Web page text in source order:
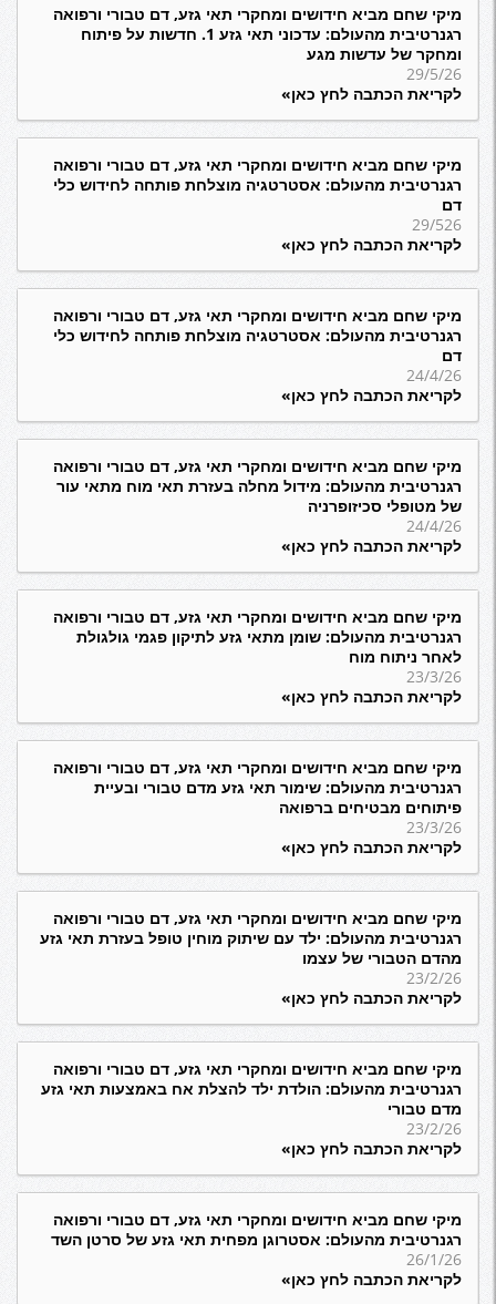
מיקי שחם מביא חידושים ומחקרי תאי גזע, דם טבורי ורפואה
רגנרטיבית מהעולם: עדכוני תאי גזע 1. חדשות על פיתוח
ומחקר של עדשות מגע
29/5/26
לקריאת הכתבה לחץ כאן»
מיקי שחם מביא חידושים ומחקרי תאי גזע, דם טבורי ורפואה
רגנרטיבית מהעולם: אסטרטגיה מוצלחת פותחה לחידוש כלי
דם
29/526
לקריאת הכתבה לחץ כאן»
מיקי שחם מביא חידושים ומחקרי תאי גזע, דם טבורי ורפואה
רגנרטיבית מהעולם: אסטרטגיה מוצלחת פותחה לחידוש כלי
דם
24/4/26
לקריאת הכתבה לחץ כאן»
מיקי שחם מביא חידושים ומחקרי תאי גזע, דם טבורי ורפואה
רגנרטיבית מהעולם: מידול מחלה בעזרת תאי מוח מתאי עור
של מטופלי סכיזופרניה
24/4/26
לקריאת הכתבה לחץ כאן»
מיקי שחם מביא חידושים ומחקרי תאי גזע, דם טבורי ורפואה
רגנרטיבית מהעולם: שומן מתאי גזע לתיקון פגמי גולגולת
לאחר ניתוח מוח
23/3/26
לקריאת הכתבה לחץ כאן»
מיקי שחם מביא חידושים ומחקרי תאי גזע, דם טבורי ורפואה
רגנרטיבית מהעולם: שימור תאי גזע מדם טבורי ובעיית
פיתוחים מבטיחים ברפואה
23/3/26
לקריאת הכתבה לחץ כאן»
מיקי שחם מביא חידושים ומחקרי תאי גזע, דם טבורי ורפואה
רגנרטיבית מהעולם: ילד עם שיתוק מוחין טופל בעזרת תאי גזע
מהדם הטבורי של עצמו
23/2/26
לקריאת הכתבה לחץ כאן»
מיקי שחם מביא חידושים ומחקרי תאי גזע, דם טבורי ורפואה
רגנרטיבית מהעולם: הולדת ילד להצלת אח באמצעות תאי גזע
מדם טבורי
23/2/26
לקריאת הכתבה לחץ כאן»
מיקי שחם מביא חידושים ומחקרי תאי גזע, דם טבורי ורפואה
רגנרטיבית מהעולם: אסטרוגן מפחית תאי גזע של סרטן השד
26/1/26
לקריאת הכתבה לחץ כאן»